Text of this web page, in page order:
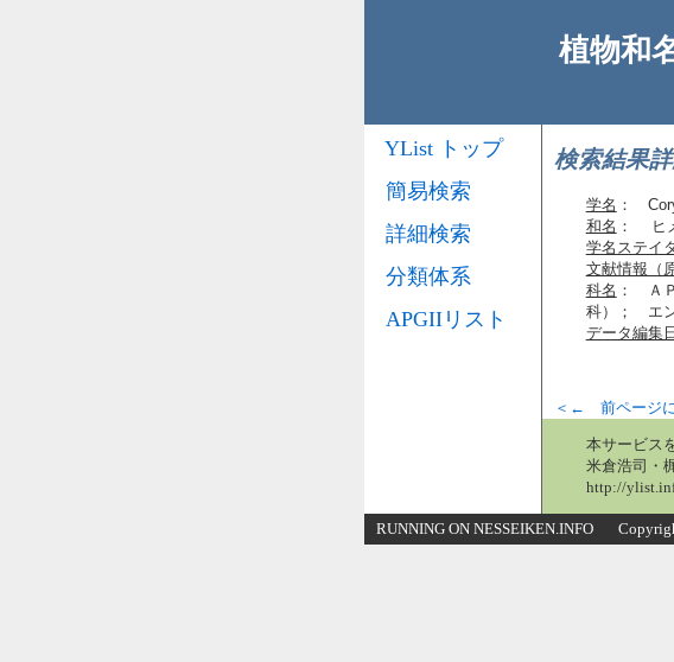
植物和
検索結果
学名 ：
和名 ： ヒ
学名ステイ
文献情報（
科名 ： Ａ
科）； エン
データ編集日
＜← 前ページ
YList トップ
簡易検索
詳細検索
分類体系
APGIIリスト
本サービス
米倉浩司・
http://
RUNNING ON NESSEIKEN.INFO